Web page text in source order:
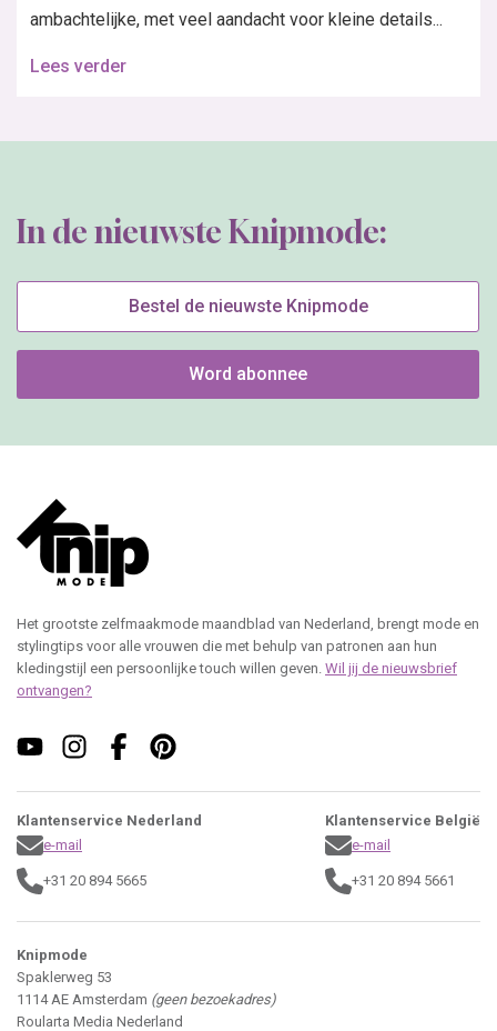
ambachtelijke, met veel aandacht voor kleine details...
Lees verder
In de nieuwste Knipmode:
Bestel de nieuwste Knipmode
Word abonnee
Het grootste zelfmaakmode maandblad van Nederland, brengt mode en
stylingtips voor alle vrouwen die met behulp van patronen aan hun
kledingstijl een persoonlijke touch willen geven. Wil jij de nieuwsbrief
ontvangen?
Klantenservice Nederland
e-mail
+31 20 894 5665
Klantenservice België
e-mail
+31 20 894 5661
Knipmode
Spaklerweg 53
1114 AE Amsterdam (geen bezoekadres)
Roularta Media Nederland